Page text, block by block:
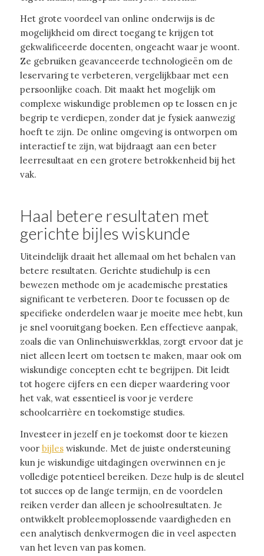
Het grote voordeel van online onderwijs is de
mogelijkheid om direct toegang te krijgen tot
gekwalificeerde docenten, ongeacht waar je woont.
Ze gebruiken geavanceerde technologieën om de
leservaring te verbeteren, vergelijkbaar met een
persoonlijke coach. Dit maakt het mogelijk om
complexe wiskundige problemen op te lossen en je
begrip te verdiepen, zonder dat je fysiek aanwezig
hoeft te zijn. De online omgeving is ontworpen om
interactief te zijn, wat bijdraagt aan een beter
leerresultaat en een grotere betrokkenheid bij het
vak.
Haal betere resultaten met
gerichte bijles wiskunde
Uiteindelijk draait het allemaal om het behalen van
betere resultaten. Gerichte studiehulp is een
bewezen methode om je academische prestaties
significant te verbeteren. Door te focussen op de
specifieke onderdelen waar je moeite mee hebt, kun
je snel vooruitgang boeken. Een effectieve aanpak,
zoals die van Onlinehuiswerkklas, zorgt ervoor dat je
niet alleen leert om toetsen te maken, maar ook om
wiskundige concepten echt te begrijpen. Dit leidt
tot hogere cijfers en een dieper waardering voor
het vak, wat essentieel is voor je verdere
schoolcarrière en toekomstige studies.
Investeer in jezelf en je toekomst door te kiezen
voor bijleswiskunde. Met de juiste ondersteuning
kun je wiskundige uitdagingen overwinnen en je
volledige potentieel bereiken. Deze hulp is de sleutel
tot succes op de lange termijn, en de voordelen
reiken verder dan alleen je schoolresultaten. Je
ontwikkelt probleemoplossende vaardigheden en
een analytisch denkvermogen die in veel aspecten
van het leven van pas komen.